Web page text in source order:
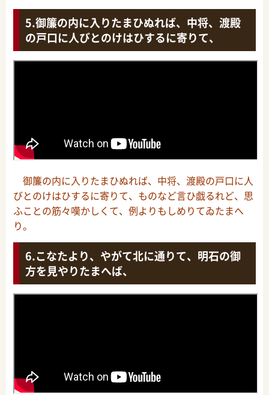
御簾の内に入りたまひぬれば、中将、渡殿
の戸口に人びとのけはひするに寄りて、
御簾の内に入りたまひぬれば、中将、渡殿の戸口に人
びとのけはひするに寄りて、ものなど言ひ戯るれど、思
ふことの筋々嘆かしくて、例よりもしめりてゐたまへ
り。
こなたより、やがて北に通りて、明石の御
方を見やりたまへば、